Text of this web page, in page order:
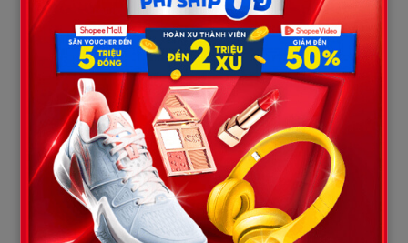
Không ai ngăn cản.
Khám phá thêm
Trà & đồ uống pha
Không ai dám.
“Cậu là người vừa làm chuyện đó?”